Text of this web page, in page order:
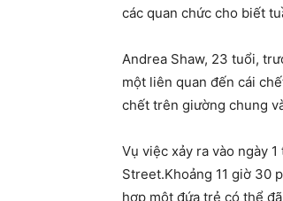
các quan chức cho biết
Andrea Shaw, 23 tuổi,
một liên quan đến cái
chết trên giường chung
Vụ việc xảy ra vào ngày
Street.Khoảng 11 giờ 30
hợp một đứa trẻ có thể